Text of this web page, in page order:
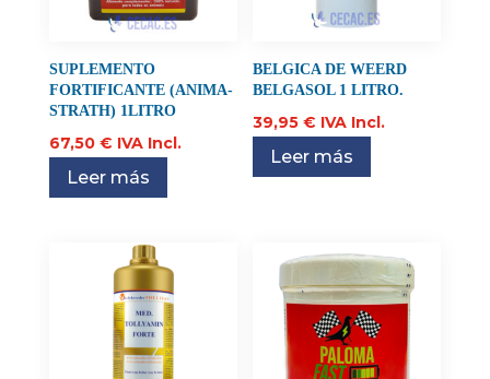
SUPLEMENTO
FORTIFICANTE (ANIMA-
STRATH) 1LITRO
67,50 € IVA Incl.
Leer más
BELGICA DE WEERD
BELGASOL 1 LITRO.
39,95€ IVA Incl.
Leer más